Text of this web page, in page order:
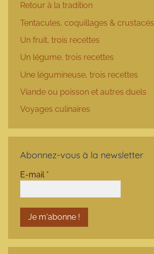
Retour à la tradition
Tentacules, coquillages & crustacés
Un fruit, trois recettes
Un légume, trois recettes
Une légumineuse, trois recettes
Viande ou poisson et autres duels
Voyages culinaires
Abonnez-vous à la newsletter
E-mail *